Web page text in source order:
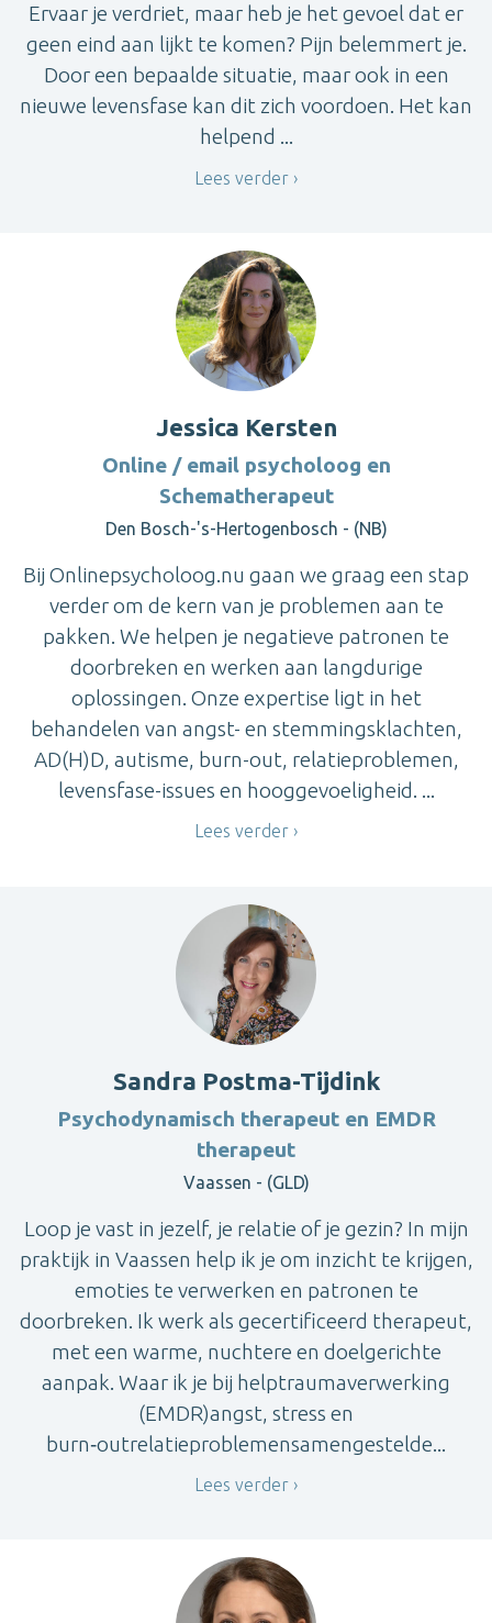
Ervaar je verdriet, maar heb je het gevoel dat er
geen eind aan lijkt te komen? Pijn belemmert je.
Door een bepaalde situatie, maar ook in een
nieuwe levensfase kan dit zich voordoen. Het kan
helpend ...
Lees verder
Jessica Kersten
Online / email psycholoog en
Schematherapeut
Den Bosch-'s-Hertogenbosch - (NB)
Bij Onlinepsycholoog.nu gaan we graag een stap
verder om de kern van je problemen aan te
pakken. We helpen je negatieve patronen te
doorbreken en werken aan langdurige
oplossingen. Onze expertise ligt in het
behandelen van angst- en stemmingsklachten,
AD(H)D, autisme, burn-out, relatieproblemen,
levensfase-issues en hooggevoeligheid. ...
Lees verder
Sandra Postma-Tijdink
Psychodynamisch therapeut en EMDR
therapeut
Vaassen - (GLD)
Loop je vast in jezelf, je relatie of je gezin? In mijn
praktijk in Vaassen help ik je om inzicht te krijgen,
emoties te verwerken en patronen te
doorbreken. Ik werk als gecertificeerd therapeut,
met een warme, nuchtere en doelgerichte
aanpak. Waar ik je bij helptraumaverwerking
(EMDR)angst, stress en
burn‑outrelatieproblemensamengestelde...
Lees verder